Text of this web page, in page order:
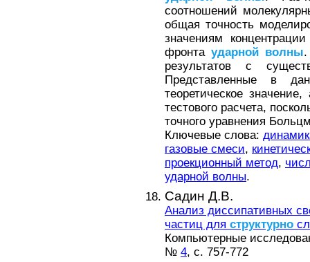
соотношений
общая точность
значениям
фронтаударной волны.
результатов с
Представленные в
теоретическое
тестового расчета,
точного уравнения
Ключевые слова:
газовые смеси,
проекционный метод,
ударной волны.
Садин Д.В.
Анализ диссипативных
частиц для структурно
Компьютерные
№ 4, с. 757-772